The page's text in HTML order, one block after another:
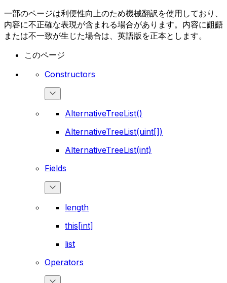
一部のページは利便性向上のため機械翻訳を使用しており、
内容に不正確な表現が含まれる場合があります。内容に齟齬
または不一致が生じた場合は、英語版を正本とします。
このページ
Constructors
AlternativeTreeList()
AlternativeTreeList(uint[])
AlternativeTreeList(int)
Fields
length
this[int]
list
Operators